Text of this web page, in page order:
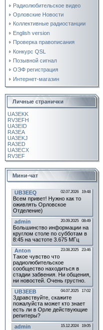
Радиолюбительское видео
Орловские Новости
Коллективные радиостанции
English version
Проверка правописания
Конкурс QSL
Позывной сигнал
ОЭФ регистрация
Интернет-магазин
Личные странички
UA3EKK
RV3EFH
UA3EID
RA3EA
UA3EKJ
RA3ED
UA3ECX
RV3EF
Мини-чат